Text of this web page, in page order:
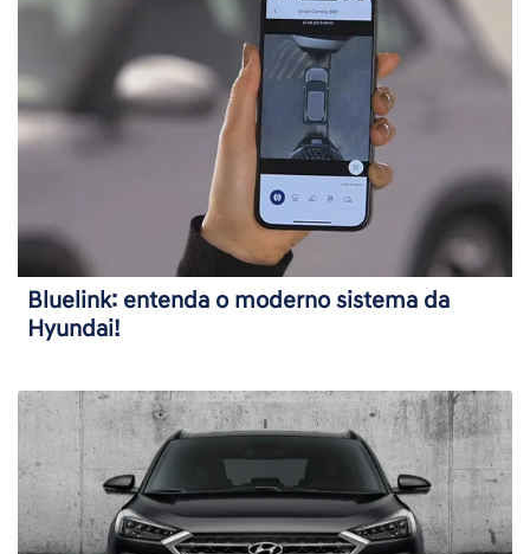
Bluelink: entenda o moderno sistema da
Hyundai!